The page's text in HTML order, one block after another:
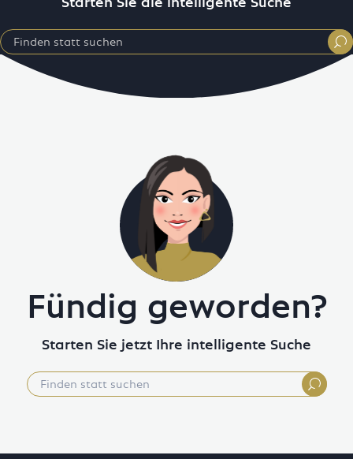
Fündig geworden?
Starten Sie jetzt Ihre intelligente Suche